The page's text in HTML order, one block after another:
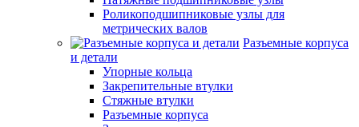
Роликоподшипниковые узлы для
метрических валов
Разъемные корпуса
и детали
Упорные кольца
Закрепительные втулки
Стяжные втулки
Разъемные корпуса